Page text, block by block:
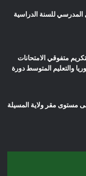
المدرسي للسنة الدراسية
متفوقي الامتحانات
والتعليم المتوسط دورة
مستوى مقر ولاية المسيلة